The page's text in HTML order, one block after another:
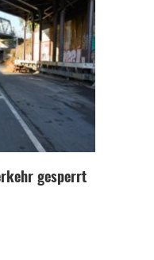
gesperrt